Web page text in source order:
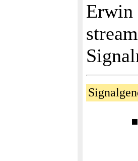
Erwin